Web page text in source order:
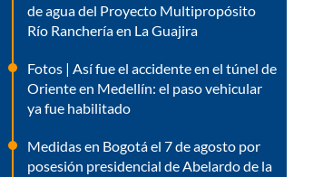
de agua del Proyecto Multipropósito
Río Ranchería en La Guajira
Fotos | Así fue el accidente en el túnel de
Oriente en Medellín: el paso vehicular
ya fue habilitado
Medidas en Bogotá el 7 de agosto por
posesión presidencial de Abelardo de la